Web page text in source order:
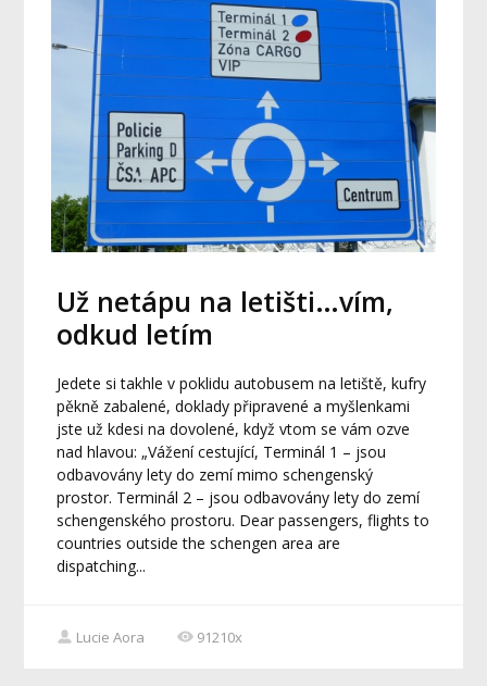
Už netápu na letišti…vím,
odkud letím
Jedete si takhle v poklidu autobusem na letiště, kufry
pěkně zabalené, doklady připravené a myšlenkami
jste už kdesi na dovolené, když vtom se vám ozve
nad hlavou: „Vážení cestující, Terminál 1 – jsou
odbavovány lety do zemí mimo schengenský
prostor. Terminál 2 – jsou odbavovány lety do zemí
schengenského prostoru. Dear passengers, flights to
countries outside the schengen area are
dispatching...
Lucie Aora 91210x